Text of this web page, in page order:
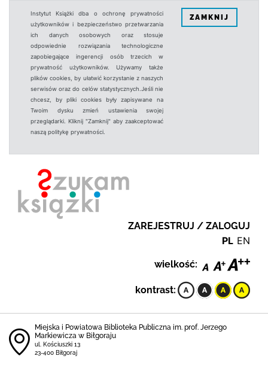
Instytut Książki dba o ochronę prywatności
użytkowników i bezpieczeństwo przetwarzania
ich danych osobowych oraz stosuje
odpowiednie rozwiązania technologiczne
zapobiegające ingerencji osób trzecich w
prywatność użytkowników. Używamy także
plików cookies, by ułatwić korzystanie z naszych
serwisów oraz do celów statystycznych.Jeśli nie
chcesz, by pliki cookies były zapisywane na
Twoim dysku zmień ustawienia swojej
przeglądarki. Kliknij "Zamknij" aby zaakceptować
naszą politykę prywatności.
ZAMKNIJ
ZAREJESTRUJ / ZALOGUJ
PL EN
wielkość:
kontrast:
Miejska i Powiatowa Biblioteka Publiczna im. prof. Jerzego
Markiewicza w Biłgoraju
ul. Kościuszki 13
23-400 Biłgoraj